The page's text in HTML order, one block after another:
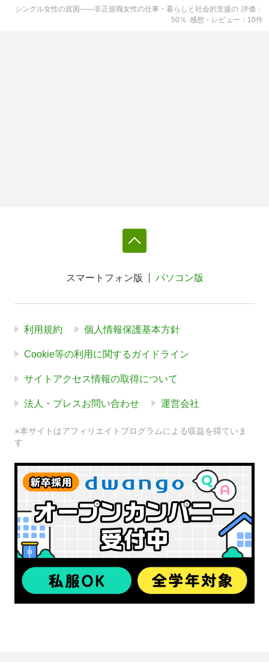
シングル女性の貧困――非正規職女性の仕事・暮らしと社会的支援の 評価
50 ％ 感想・レビュー 10件
スマートフォン版 パソコン版
利用規約 個人情報保護基本方針
Cookie等の利用に関するガイドライン
サイトアクセス情報の取得について
法人・プレスお問い合わせ 運営会社
※本サイトはアフィリエイトプログラムによる収益を得ていま
す